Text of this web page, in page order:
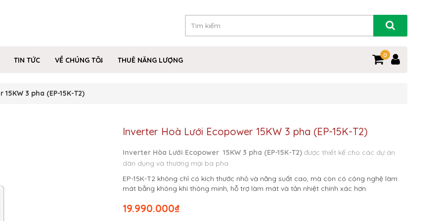
TIN TỨC VỀ CHÚNG TÔI THUÊ NĂNG LƯỢNG
0
3 pha (EP-15K-T2)
Inverter Hoà Lưới Ecopower 15KW 3 pha (EP-15K-T2)
Inverter Hòa Lưới Ecopower 15KW 3 pha (EP-15K-T2) được thiết kế cho các dự án
dân dụng và thương mại ba pha
EP-15K-T2 không chỉ có kích thước nhỏ và năng suất cao, mà còn có công nghệ làm
mát bằng không khí thông minh, hỗ trợ làm mát và tản nhiệt chính xác hơn.
₫
19.990.000